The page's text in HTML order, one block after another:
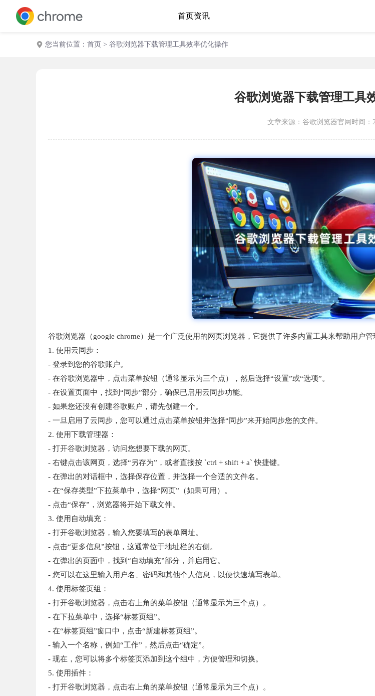
首页资讯
您当前位置： 首页 > 谷歌浏览器下载管理工具效率优化操作
谷歌浏览器下载管理工具
文章来源： 谷歌浏览器官网 时间：
谷歌浏览器（google chrome）是一个广泛使用的网页浏览器，它提供了许多内置工具来帮助用户
1. 使用云同步：
- 登录到您的谷歌账户。
- 在谷歌浏览器中，点击菜单按钮（通常显示为三个点），然后选择“设置”或“选项”。
- 在设置页面中，找到“同步”部分，确保已启用云同步功能。
- 如果您还没有创建谷歌账户，请先创建一个。
- 一旦启用了云同步，您可以通过点击菜单按钮并选择“同步”来开始同步您的文件。
2. 使用下载管理器：
- 打开谷歌浏览器，访问您想要下载的网页。
- 右键点击该网页，选择“另存为”，或者直接按 `ctrl + shift + a` 快捷键。
- 在弹出的对话框中，选择保存位置，并选择一个合适的文件名。
- 在“保存类型”下拉菜单中，选择“网页”（如果可用）。
- 点击“保存”，浏览器将开始下载文件。
3. 使用自动填充：
- 打开谷歌浏览器，输入您要填写的表单网址。
- 点击“更多信息”按钮，这通常位于地址栏的右侧。
- 在弹出的页面中，找到“自动填充”部分，并启用它。
- 您可以在这里输入用户名、密码和其他个人信息，以便快速填写表单。
4. 使用标签页组：
- 打开谷歌浏览器，点击右上角的菜单按钮（通常显示为三个点）。
- 在下拉菜单中，选择“标签页组”。
- 在“标签页组”窗口中，点击“新建标签页组”。
- 输入一个名称，例如“工作”，然后点击“确定”。
- 现在，您可以将多个标签页添加到这个组中，方便管理和切换。
5. 使用插件：
- 打开谷歌浏览器，点击右上角的菜单按钮（通常显示为三个点）。